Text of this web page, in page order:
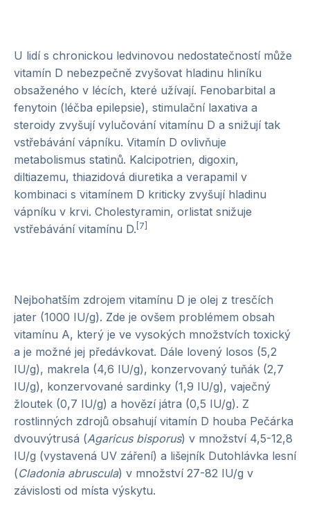
U lidí s chronickou ledvinovou nedostatečností může
vitamín D nebezpečně zvyšovat hladinu hliníku
obsaženého v lécích, které užívají. Fenobarbital a
fenytoin (léčba epilepsie), stimulační laxativa a
steroidy zvyšují vylučování vitamínu D a snižují tak
vstřebávání vápníku. Vitamín D ovlivňuje
metabolismus statinů. Kalcipotrien, digoxin,
diltiazemu, thiazidová diuretika a verapamil v
kombinaci s vitamínem D kriticky zvyšují hladinu
vápníku v krvi. Cholestyramin, orlistat snižuje
vstřebávání vitamínu D. [7]
Nejbohatším zdrojem vitamínu D je olej z tresčích
jater (1000 IU/g). Zde je ovšem problémem obsah
vitamínu A, který je ve vysokých množstvích toxický
a je možné jej předávkovat. Dále lovený losos (5,2
IU/g), makrela (4,6 IU/g), konzervovaný tuňák (2,7
IU/g), konzervované sardinky (1,9 IU/g), vaječný
žloutek (0,7 IU/g) a hovězí játra (0,5 IU/g). Z
rostlinných zdrojů obsahují vitamín D houba Pečárka
dvouvýtrusá (Agaricus bisporus) v množství 4,5-12,8
IU/g (vystavená UV záření) a lišejník Dutohlávka lesní
(Cladonia abruscula) v množství 27-82 IU/g v
závislosti od místa výskytu.